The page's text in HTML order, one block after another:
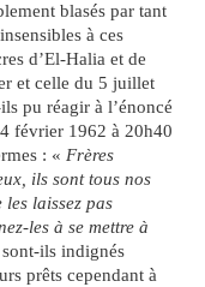
blasés par tant
à ces
d’El-Halia et de
et celle du 5 juillet
pu réagir à l’énoncé
février 1962 à 20h40
: « Frères
ils sont tous nos
les laissez pas
les à se mettre à
sont-ils indignés
prêts cependant à